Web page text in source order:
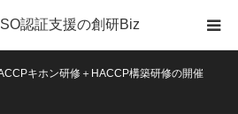
認証支援の創研Biz
キホン研修＋HACCP構築研修の開催